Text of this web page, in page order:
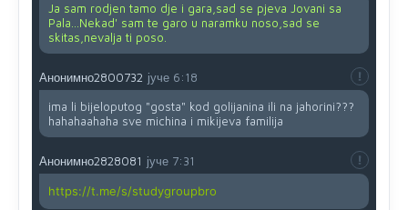
Ja sam rodjen tamo dje i gara,sad se pjeva Jovani sa
Pala...Nekad' sam te garo u naramku noso,sad se
skitas,nevalja ti poso.
Анонимно2800732 јуче 6:18
ima li bijeloputog "gosta" kod golijanina ili na jahorini???
hahahaahaha sve michina i mikijeva familija
Анонимно2828081 јуче 7:31
https://t.me/s/studygroupbro